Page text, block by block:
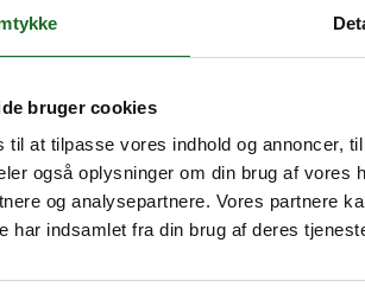
bruger cookies
til at tilpasse vores indhold og annoncer,
også oplysninger om din brug af vores
og analysepartnere. Vores partnere
har indsamlet fra din brug af deres